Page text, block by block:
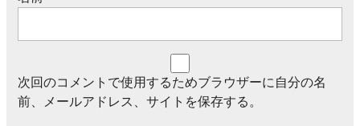
次回のコメントで使用するためブラウザーに自分の名
前、メールアドレス、サイトを保存する。